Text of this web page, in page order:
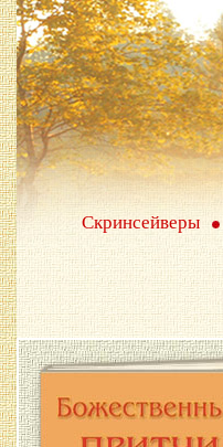
Скринсейверы